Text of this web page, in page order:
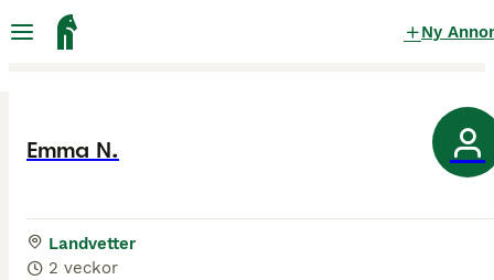
Ny
Emma N.
Landvetter
2 veckor